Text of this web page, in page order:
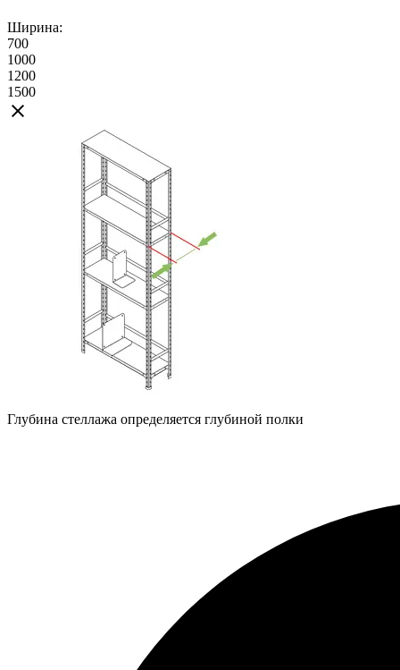
Ширина:
700
1000
1200
1500
Глубина стеллажа определяется глубиной полки